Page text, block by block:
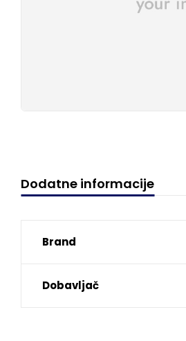
Dodatne informacije
Brand
Dobavljač